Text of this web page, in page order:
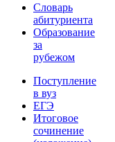
Словарь
абитуриента
Образование
за
рубежом
Поступление
в вуз
ЕГЭ
Итоговое
сочинение